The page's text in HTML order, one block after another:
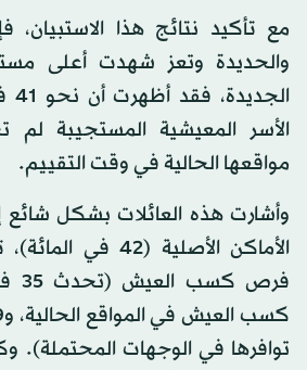
مع تأكيد نتائج هذا
والحديدة وتعز شهدت أعلى
الأسر المعيشية المستجيبة
مواقعها الحالية في وقت التقييم.
وأشارت هذه العائلات بشكل شائع
الأماكن الأصلية
توافرها في الوجهات المحتملة).